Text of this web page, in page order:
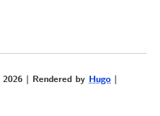
| Rendered byHugo |